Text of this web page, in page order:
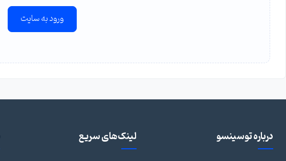
ورود به سایت
درباره توسینسو لینک‌های سریع